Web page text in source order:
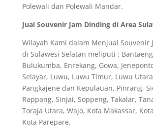
Polewali dan Polewali Mandar.
Jual Souvenir Jam Dinding di Area
Wilayah Kami dalam Menjual Souvenir
di Sulawesi Selatan meliputi :
Bulukumba, Enrekang, Gowa,
Selayar, Luwu, Luwu Timur, Luwu
Pangkajene dan Kepulauan, Pinrang,
Rappang, Sinjai, Soppeng, Takalar,
Toraja Utara, Wajo, Kota Makassar,
Kota Parepare.